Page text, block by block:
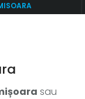
sau